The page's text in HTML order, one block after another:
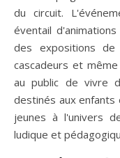
du circuit.
éventail
des expositions de
cascadeurs et
au public de vivre
destinés aux
jeunes à l'univers
ludique et